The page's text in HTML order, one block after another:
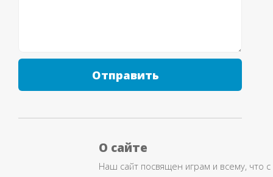
Отправить
О сайте
Наш сайт посвящен играм и всему, что